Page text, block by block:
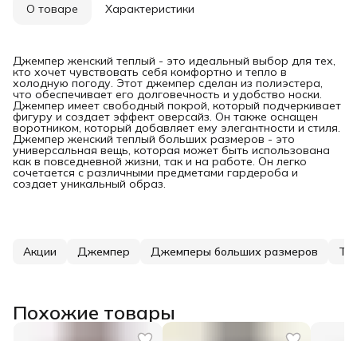
О товаре Характеристики
Джемпер женский теплый - это идеальный выбор для тех,
кто хочет чувствовать себя комфортно и тепло в
холодную погоду. Этот джемпер сделан из полиэстера,
что обеспечивает его долговечность и удобство носки.
Джемпер имеет свободный покрой, который подчеркивает
фигуру и создает эффект оверсайз. Он также оснащен
воротником, который добавляет ему элегантности и стиля.
Джемпер женский теплый больших размеров - это
универсальная вещь, которая может быть использована
как в повседневной жизни, так и на работе. Он легко
сочетается с различными предметами гардероба и
создает уникальный образ.
Акции Джемпер Джемперы больших размеров
Похожие товары